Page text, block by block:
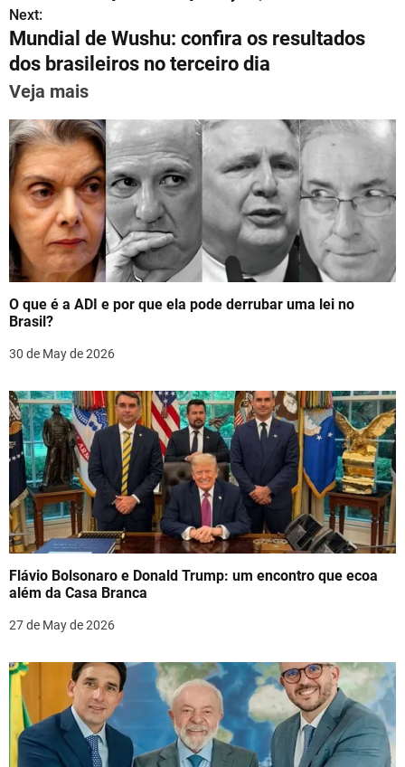
p
p
m
b
o
o
st
dI
n
s
t
n
a
v
i
g
a
t
i
o
n
Next:
Mundial de Wushu: confira os resultados
dos brasileiros no terceiro dia
Veja mais
O que é a ADI e por que ela pode derrubar uma lei no
Brasil?
30 de May de 2026
Flávio Bolsonaro e Donald Trump: um encontro que ecoa
além da Casa Branca
27 de May de 2026